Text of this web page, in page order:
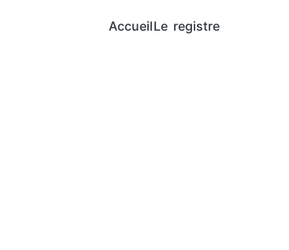
AccueilLe registre